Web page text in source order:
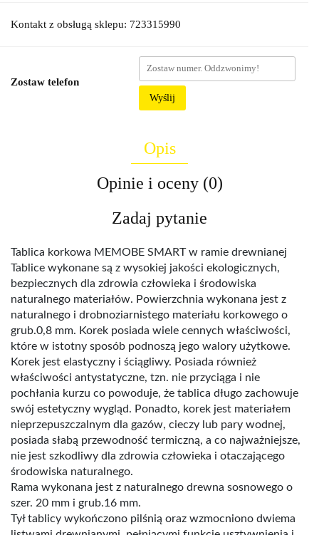
Kontakt z obsługą sklepu: 723315990
Zostaw telefon
Wyślij
Opis
Opinie i oceny (0)
Zadaj pytanie
Tablica korkowa MEMOBE SMART w ramie drewnianej
Tablice wykonane są z wysokiej jakości ekologicznych,
bezpiecznych dla zdrowia człowieka i środowiska
naturalnego materiałów. Powierzchnia wykonana jest z
naturalnego i drobnoziarnistego materiału korkowego o
grub.0,8 mm. Korek posiada wiele cennych właściwości,
które w istotny sposób podnoszą jego walory użytkowe.
Korek jest elastyczny i ściągliwy. Posiada również
właściwości antystatyczne, tzn. nie przyciąga i nie
pochłania kurzu co powoduje, że tablica długo zachowuje
swój estetyczny wygląd. Ponadto, korek jest materiałem
nieprzepuszczalnym dla gazów, cieczy lub pary wodnej,
posiada słabą przewodność termiczną, a co najważniejsze,
nie jest szkodliwy dla zdrowia człowieka i otaczającego
środowiska naturalnego.
Rama wykonana jest z naturalnego drewna sosnowego o
szer. 20 mm i grub.16 mm.
Tył tablicy wykończono pilśnią oraz wzmocniono dwiema